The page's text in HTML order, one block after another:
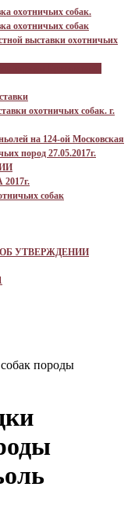
охотничьих собак.
охотничьих собак
выставки охотничьих
охотничьих собак. г.
на 124-ой Московская
пород 27.05.2017г.
собак
ОБ УТВЕРЖДЕНИИ
породы